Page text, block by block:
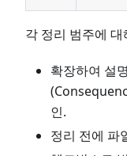
각 정리 범주에
확장하여 설
인.
정리 전에 파